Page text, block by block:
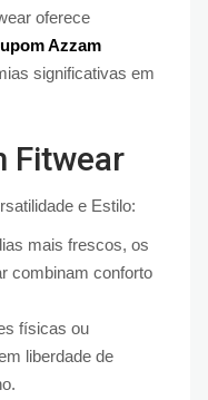
oferece
Azzam
significativas em
Fitwear
e Estilo:
mais frescos, os
combinam conforto
físicas ou
liberdade de